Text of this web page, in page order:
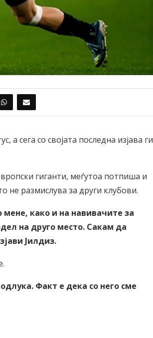
а сега со својата последна изјава ги
гиганти, меѓутоа потпиша и
не размислува за други клубови.
мене, како и на навивачите за
на друго место. Сакам да
Јилдиз.
Факт е дека со него сме